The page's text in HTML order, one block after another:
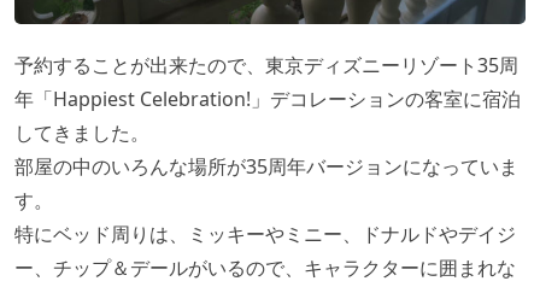
予約することが出来たので、東京ディズニーリゾート35周
年「Happiest Celebration!」デコレーションの客室に宿泊
してきました。
部屋の中のいろんな場所が35周年バージョンになっていま
す。
特にベッド周りは、ミッキーやミニー、ドナルドやデイジ
ー、チップ＆デールがいるので、キャラクターに囲まれな